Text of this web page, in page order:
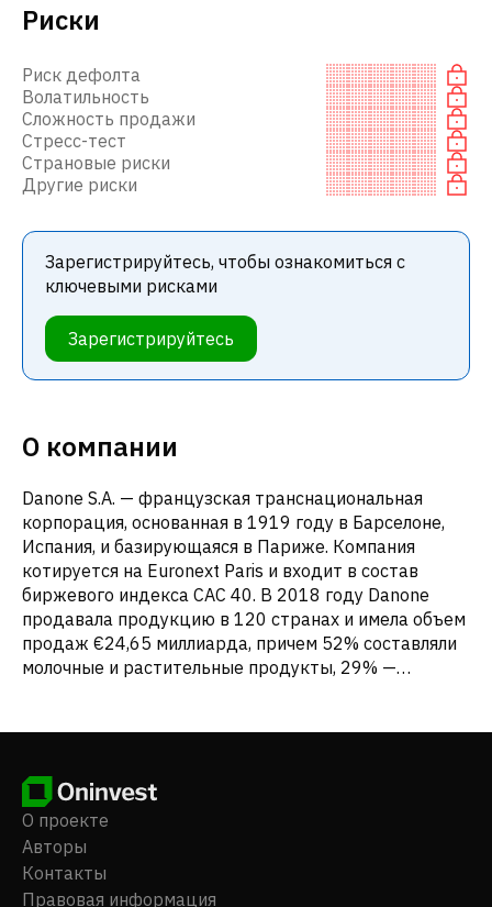
Риски
Риск дефолта
Волатильность
Сложность продажи
Стресс-тест
Страновые риски
Другие риски
Зарегистрируйтесь, чтобы ознакомиться с
ключевыми рисками
Зарегистрируйтесь
О компании
Danone S.A. — французская транснациональная
корпорация, основанная в 1919 году в Барселоне,
Испания, и базирующаяся в Париже. Компания
котируется на Euronext Paris и входит в состав
биржевого индекса CAC 40. В 2018 году Danone
продавала продукцию в 120 странах и имела объем
продаж €24,65 миллиарда, причем 52% составляли
молочные и растительные продукты, 29% —
включают Essential Dairy & Plant-Based, Specialized
Actimel, Activia, Alpro, Aptamil, Danette и evian. -
Компания предлагает специализированное питание
для беременных, кормящих матерей и детей под
брендами Aptamil, Nutrilon и Blédina. - Производит
тюбики для кормления под брендом Nutrison и
О проекте
Авторы
Контакты
Правовая информация